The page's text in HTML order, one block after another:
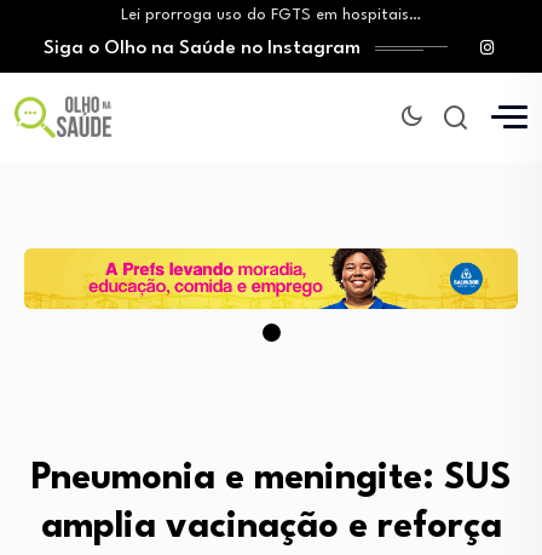
Lei prorroga uso do FGTS em hospitais…
Brasil registra alta taxa de diagnósticos tardios…
O Monte Tabor entrega à Bahia um…
Aleitamento materno: Salvador amplia ações de incentivo…
Medicamento incorporado ao SUS reduz em até…
Siga o Olho na Saúde no Instagram
Pneumonia e meningite: SUS
amplia vacinação e reforça